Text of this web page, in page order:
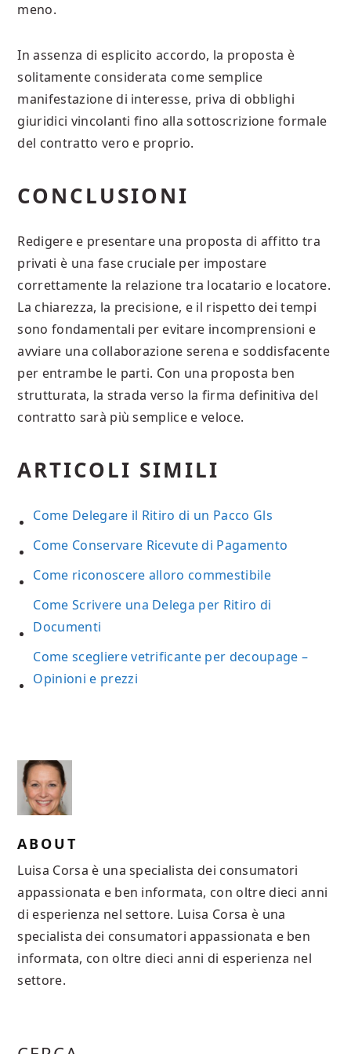
meno.
In assenza di esplicito accordo, la proposta è
solitamente considerata come semplice
manifestazione di interesse, priva di obblighi
giuridici vincolanti fino alla sottoscrizione formale
del contratto vero e proprio.
CONCLUSIONI
Redigere e presentare una proposta di affitto tra
privati è una fase cruciale per impostare
correttamente la relazione tra locatario e locatore.
La chiarezza, la precisione, e il rispetto dei tempi
sono fondamentali per evitare incomprensioni e
avviare una collaborazione serena e soddisfacente
per entrambe le parti. Con una proposta ben
strutturata, la strada verso la firma definitiva del
contratto sarà più semplice e veloce.
ARTICOLI SIMILI
Come Delegare il Ritiro di un Pacco Gls
Come Conservare Ricevute di Pagamento
Come riconoscere alloro commestibile
Come Scrivere una Delega per Ritiro di
Documenti
Come scegliere vetrificante per decoupage –
Opinioni e prezzi
ABOUT
Luisa Corsa è una specialista dei consumatori
appassionata e ben informata, con oltre dieci anni
di esperienza nel settore. Luisa Corsa è una
specialista dei consumatori appassionata e ben
informata, con oltre dieci anni di esperienza nel
settore.